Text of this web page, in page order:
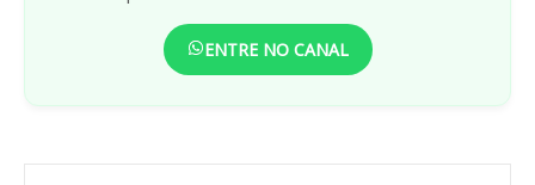
ENTRE NO CANAL